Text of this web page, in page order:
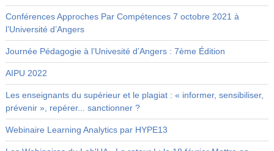
Conférences Approches Par Compétences 7 octobre 2021 à
l’Université d’Angers
Journée Pédagogie à l’Univesité d’Angers : 7ème Édition
AIPU 2022
Les enseignants du supérieur et le plagiat : « informer, sensibiliser,
prévenir », repérer... sanctionner ?
Webinaire Learning Analytics par HYPE13